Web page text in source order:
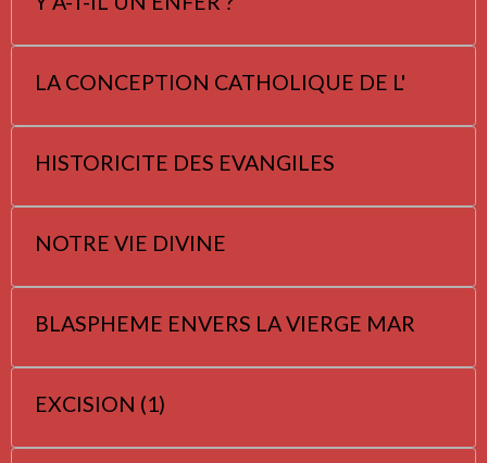
LA CONCEPTION CATHOLIQUE DE L'
HISTORICITE DES EVANGILES
NOTRE VIE DIVINE
BLASPHEME ENVERS LA VIERGE MAR
EXCISION (1)